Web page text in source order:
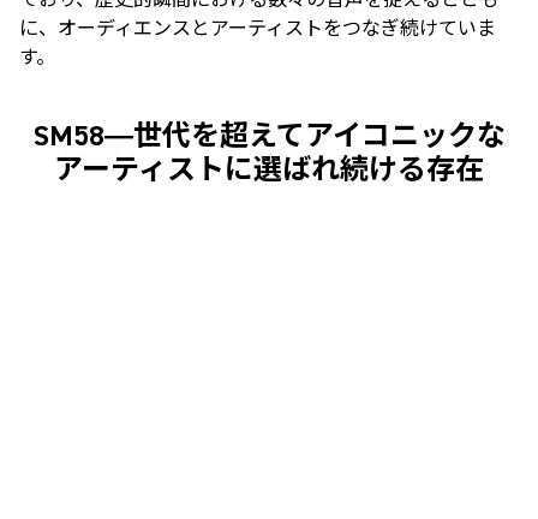
に、オーディエンスとアーティストをつなぎ続けていま
す。
SM58―世代を超えてアイコニックな
アーティストに選ばれ続ける存在